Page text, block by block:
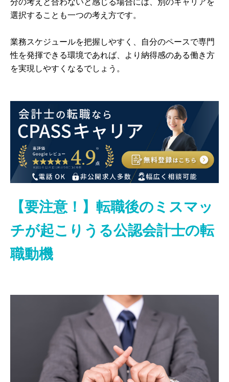
分の考えと合わないと感じる場合には、別のキャリアを
選択することも一つの考え方です。
業務スケジュールを把握しやすく、自分のペースで専門
性を発揮できる環境であれば、より納得感のある働き方
を実現しやすくなるでしょう。
【要注意！】転職後のミスマッ
チが起こりうる公認会計士の転
職動機